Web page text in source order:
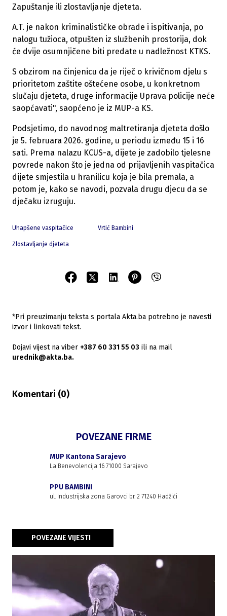
Zapuštanje ili zlostavljanje djeteta.
A.T. je nakon kriminalističke obrade i ispitivanja, po
nalogu tužioca, otpušten iz službenih prostorija, dok
će dvije osumnjičene biti predate u nadležnost KTKS.
S obzirom na činjenicu da je riječ o krivičnom djelu s
prioritetom zaštite oštećene osobe, u konkretnom
slučaju djeteta, druge informacije Uprava policije neće
saopćavati", saopćeno je iz MUP-a KS.
Podsjetimo, do navodnog maltretiranja djeteta došlo
je 5. februara 2026. godine, u periodu između 15 i 16
sati. Prema nalazu KCUS-a, dijete je zadobilo tjelesne
povrede nakon što je jedna od prijavljenih vaspitačica
dijete smjestila u hranilicu koja je bila premala, a
potom je, kako se navodi, pozvala drugu djecu da se
dječaku izruguju.
Uhapšene vaspitačice Vrtić Bambini
Zlostavljanje djeteta
*Pri preuzimanju teksta s portala Akta.ba potrebno je navesti
izvor i linkovati tekst.
Dojavi vijest na viber +387 60 331 55 03 ili na mail
urednik@akta.ba.
Komentari (0)
POVEZANE FIRME
MUP Kantona Sarajevo
La Benevolencija 16 71000 Sarajevo
PPU BAMBINI
ul. Industrijska zona Garovci br. 2 71240 Hadžići
POVEZANE VIJESTI